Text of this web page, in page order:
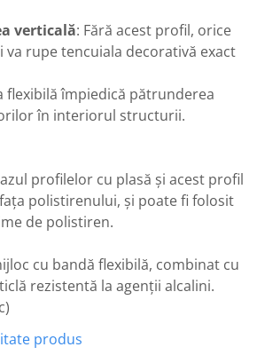
verticală: Fără acest profil, orice
va rupe tencuiala decorativă exact
flexibilă împiedică pătrunderea
în interiorul structurii.
profilelor cu plasă și acest profil
polistirenului, și poate fi folosit
de polistiren.
cu bandă flexibilă, combinat cu
rezistentă la agenții alcalini.
produs